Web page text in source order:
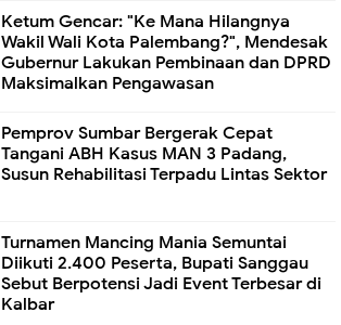
Ketum Gencar: "Ke Mana Hilangnya
Wakil Wali Kota Palembang?", Mendesak
Gubernur Lakukan Pembinaan dan DPRD
Maksimalkan Pengawasan
Pemprov Sumbar Bergerak Cepat
Tangani ABH Kasus MAN 3 Padang,
Susun Rehabilitasi Terpadu Lintas Sektor
Turnamen Mancing Mania Semuntai
Diikuti 2.400 Peserta, Bupati Sanggau
Sebut Berpotensi Jadi Event Terbesar di
Kalbar